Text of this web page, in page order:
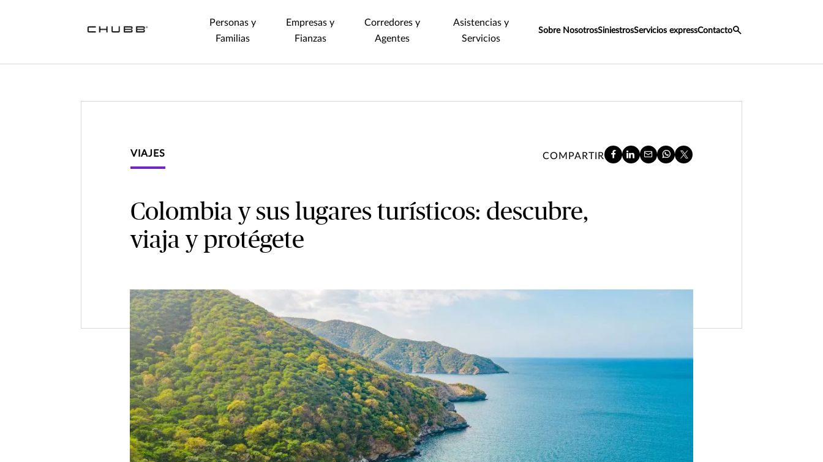
Personas y
Familias
Empresas y
Fianzas
Corredores y
Agentes
Asistencias y
Servicios
Sobre NosotrosSiniestrosServicios expressContacto
VIAJES COMPARTIR
Colombia y sus lugares turísticos: descubre,
viaja y protégete